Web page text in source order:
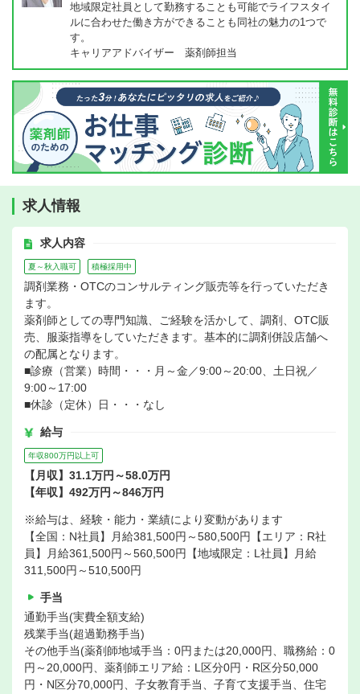
地域限定社員として勤務することも可能でライフスタイ
ルに合わせた働き方ができることも同社の魅力の1つで
す。
キャリアアドバイザー 薬剤師担当
求人情報
求人内容
夏～秋入職可 積極採用中
調剤業務・OTCのコンサルティング販売等を行っていただき
ます。
薬剤師としての専門知識、ご経験を活かして、調剤、OTC販
売、服薬指導をしていただきます。基本的に調剤併設店舗へ
の配属となります。
■診療（営業）時間・・・月～金／9:00～20:00、土日祝／
9:00～17:00
■休診（定休）日・・・なし
給与
年収800万円以上可
【月収】31.1万円～58.0万円
【年収】492万円～846万円
※給与は、経験・能力・業績により変動があります
【全国：N社員】月給381,500円～580,500円【エリア：R社
員】月給361,500円～560,500円【地域限定：L社員】月給
311,500円～510,500円
手当
通勤手当(実費全額支給)
残業手当(超過勤務手当)
その他手当(薬剤師地域手当：0円または20,000円、職務給：0
円～20,000円、薬剤師エリア給：L区分0円・R区分50,000
円・N区分70,000円、子女教育手当、子育て支援手当、住宅